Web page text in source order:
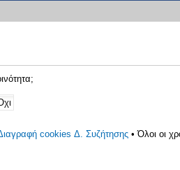
cookies Δ. Συζήτησης• Όλοι οι